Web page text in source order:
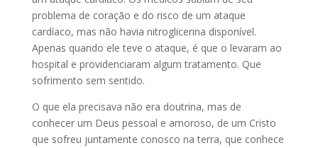
problema de coração e do risco de um ataque
cardíaco, mas não havia nitroglicerina disponível.
Apenas quando ele teve o ataque, é que o levaram ao
hospital e providenciaram algum tratamento. Que
sofrimento sem sentido.
O que ela precisava não era doutrina, mas de
conhecer um Deus pessoal e amoroso, de um Cristo
que sofreu juntamente conosco na terra, que conhece